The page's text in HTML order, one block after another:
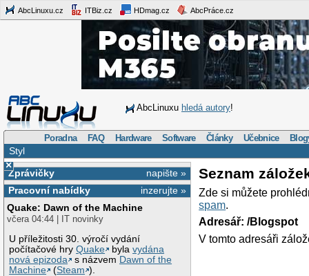
AbcLinuxu.cz ITBiz.cz HDmag.cz AbcPráce.cz
AbcLinuxu hledá autory!
Poradna FAQ Hardware Software Články Učebnice
Styl
×
napište »
Zprávičky
inzerujte »
Pracovní nabídky
Quake: Dawn of the Machine
včera 04:44 | IT novinky
U příležitosti 30. výročí vydání
počítačové hryQuake bylavydána
nová epizoda
s názvem Dawn of the
Machine
(Steam ).
Seznam
Zde si můžete
spam.
Adresář: /Blogspot
V tomto adresáři